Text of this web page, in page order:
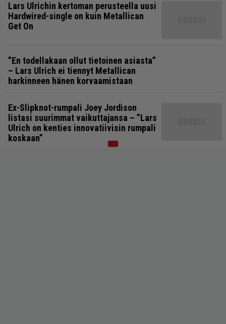
Lars Ulrichin kertoman perusteella uusi
Hardwired-single on kuin Metallican
Get On
”En todellakaan ollut tietoinen asiasta”
– Lars Ulrich ei tiennyt Metallican
harkinneen hänen korvaamistaan
Ex-Slipknot-rumpali Joey Jordison
listasi suurimmat vaikuttajansa – ”Lars
Ulrich on kenties innovatiivisin rumpali
koskaan”